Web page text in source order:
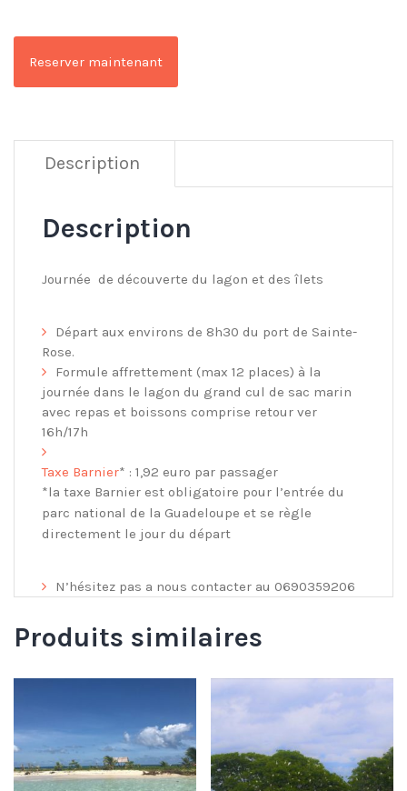
Reserver maintenant
Description
Description
Journée de découverte du lagon et des îlets
Départ aux environs de 8h30 du port de Sainte-
Rose.
Formule affrettement (max 12 places) à la
journée dans le lagon du grand cul de sac marin
avec repas et boissons comprise retour ver
16h/17h
Taxe Barnier* : 1,92 euro par passager
*la taxe Barnier est obligatoire pour l’entrée du
parc national de la Guadeloupe et se règle
directement le jour du départ
N’hésitez pas a nous contacter au 0690359206
Produits similaires